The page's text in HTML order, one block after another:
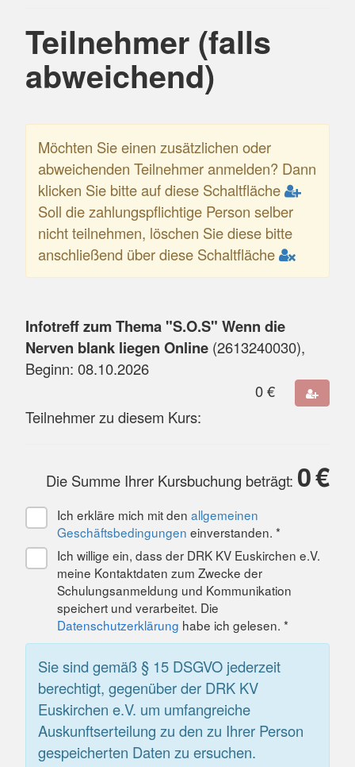
Teilnehmer (falls
abweichend)
Möchten Sie einen zusätzlichen oder
abweichenden Teilnehmer anmelden? Dann
klicken Sie bitte auf diese Schaltfläche
Soll die zahlungspflichtige Person selber
nicht teilnehmen, löschen Sie diese bitte
anschließend über diese Schaltfläche
Infotreff zum Thema "S.O.S" Wenn die
Nerven blank liegen Online (2613240030),
Beginn: 08.10.2026
0€
Teilnehmer zu diesem Kurs:
Die Summe Ihrer Kursbuchung beträgt: 0€
Ich erkläre mich mit den allgemeinen
Geschäftsbedingungen einverstanden. *
Ich willige ein, dass der DRK KV Euskirchen e.V.
meine Kontaktdaten zum Zwecke der
Schulungsanmeldung und Kommunikation
speichert und verarbeitet. Die
Datenschutzerklärung habe ich gelesen. *
Sie sind gemäß § 15 DSGVO jederzeit
berechtigt, gegenüber der DRK KV
Euskirchen e.V. um umfangreiche
Auskunftserteilung zu den zu Ihrer Person
gespeicherten Daten zu ersuchen.